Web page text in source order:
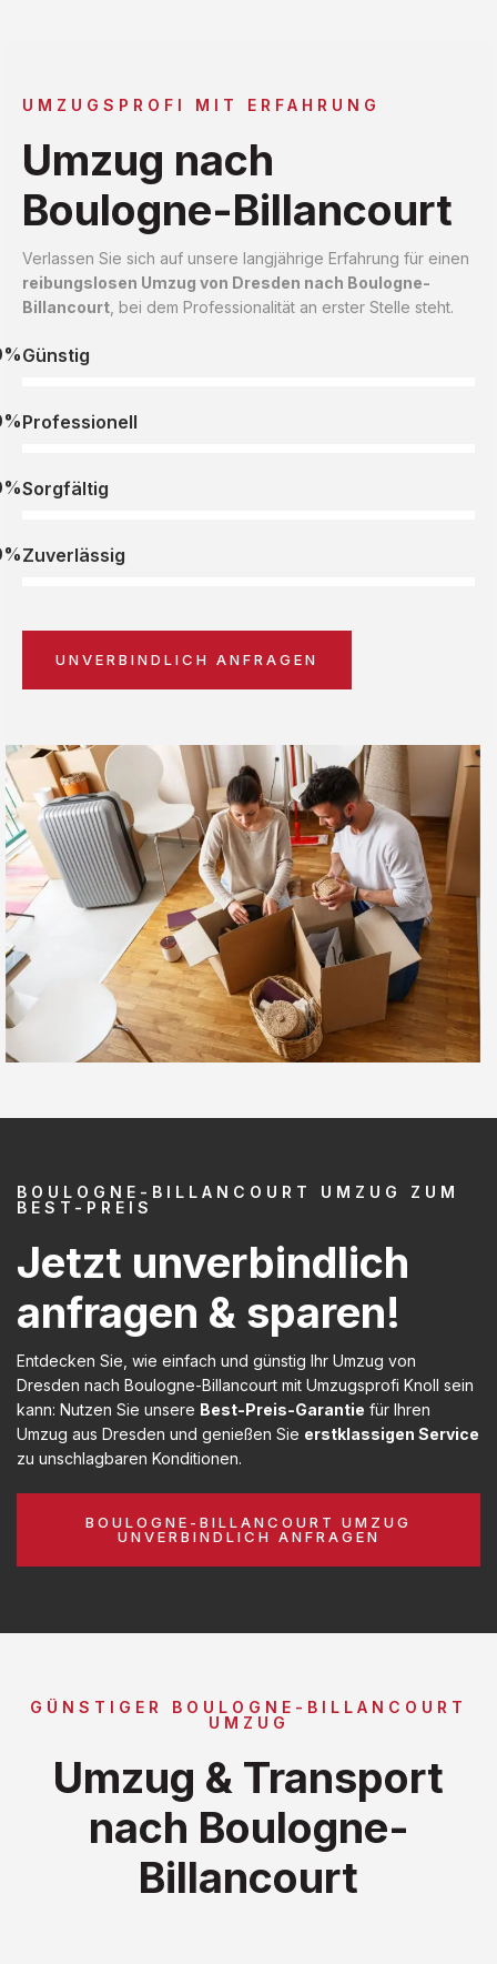
UMZUGSPROFI MIT ERFAHRUNG
Umzug nach
Boulogne-Billancourt
Verlassen Sie sich auf unsere langjährige Erfahrung für einen
reibungslosen Umzug von Dresden nach Boulogne-
Billancourt , bei dem Professionalität an erster Stelle steht.
Günstig
Professionell
Sorgfältig
Zuverlässig
UNVERBINDLICH ANFRAGEN
BOULOGNE-BILLANCOURT UMZUG ZUM
BEST-PREIS
Jetzt unverbindlich
anfragen & sparen!
Entdecken Sie, wie einfach und günstig Ihr Umzug von
Dresden nach Boulogne-Billancourt mit Umzugsprofi Knoll sein
kann: Nutzen Sie unsere Best-Preis-Garantie für Ihren
Umzug aus Dresden und genießen Sie erstklassigen Service
zu unschlagbaren Konditionen.
BOULOGNE-BILLANCOURT UMZUG
UNVERBINDLICH ANFRAGEN
GÜNSTIGER BOULOGNE-BILLANCOURT
UMZUG
Umzug & Transport
nach Boulogne-
Billancourt